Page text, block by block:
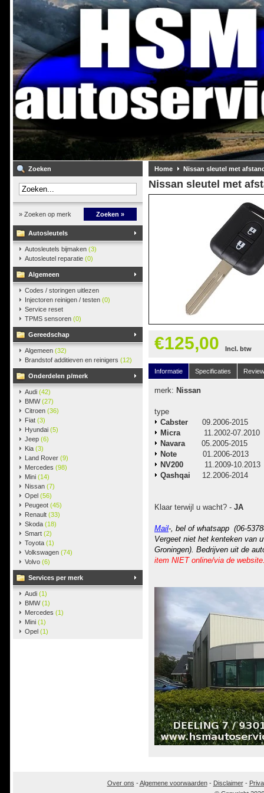
Zoeken
» Zoeken op merk Zoeken »
Autosleutels
Autosleutels bijmaken (3)
Autosleutel reparatie (0)
Algemeen
Codes / storingen uitlezen
Injectoren reinigen / testen (0)
Service reset
TPMS sensoren (0)
Gereedschap
Algemeen (32)
Brandstof additieven en reinigers (12)
Onderdelen p/merk
Audi (42)
BMW(27)
Citroen (36)
Fiat (3)
Hyundai (5)
Jeep (6)
Kia (3)
Land Rover (9)
Mercedes (98)
Mini (14)
Nissan (7)
Opel (56)
Peugeot (45)
Renault (33)
Skoda (18)
Smart (2)
Toyota (1)
Volkswagen (74)
Volvo (6)
Services per merk
Audi (1)
BMW(1)
Mercedes (1)
Mini (1)
Opel (1)
Home Nissan sleutel met
Nissan sleutel met
€125,00 Incl. btw
Informatie Specificaties
merk: Nissan
type
Cabster
09.2006-2015
Micra
11.2002-07.2010
Navara
05.2005-2015
Note 01.2006-2013
NV200 11.2009-10.2013
Qashqai 12.2006-2014
Klaar terwijl u wacht? - JA
Mail-, bel of whatsapp (06-
Vergeet niet het kenteken van
Groningen). Bedrijven uit de
item NIET online/via de
Over ons -Algemene voorwaarden- Disclaimer-